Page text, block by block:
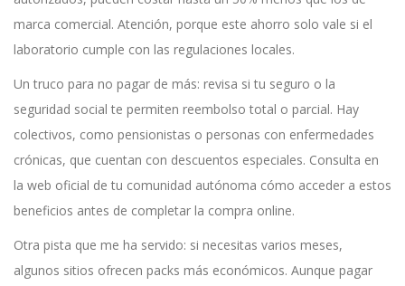
marca comercial. Atención, porque este ahorro solo vale si el
laboratorio cumple con las regulaciones locales.
Un truco para no pagar de más: revisa si tu seguro o la
seguridad social te permiten reembolso total o parcial. Hay
colectivos, como pensionistas o personas con enfermedades
crónicas, que cuentan con descuentos especiales. Consulta en
la web oficial de tu comunidad autónoma cómo acceder a estos
beneficios antes de completar la compra online.
Otra pista que me ha servido: si necesitas varios meses,
algunos sitios ofrecen packs más económicos. Aunque pagar